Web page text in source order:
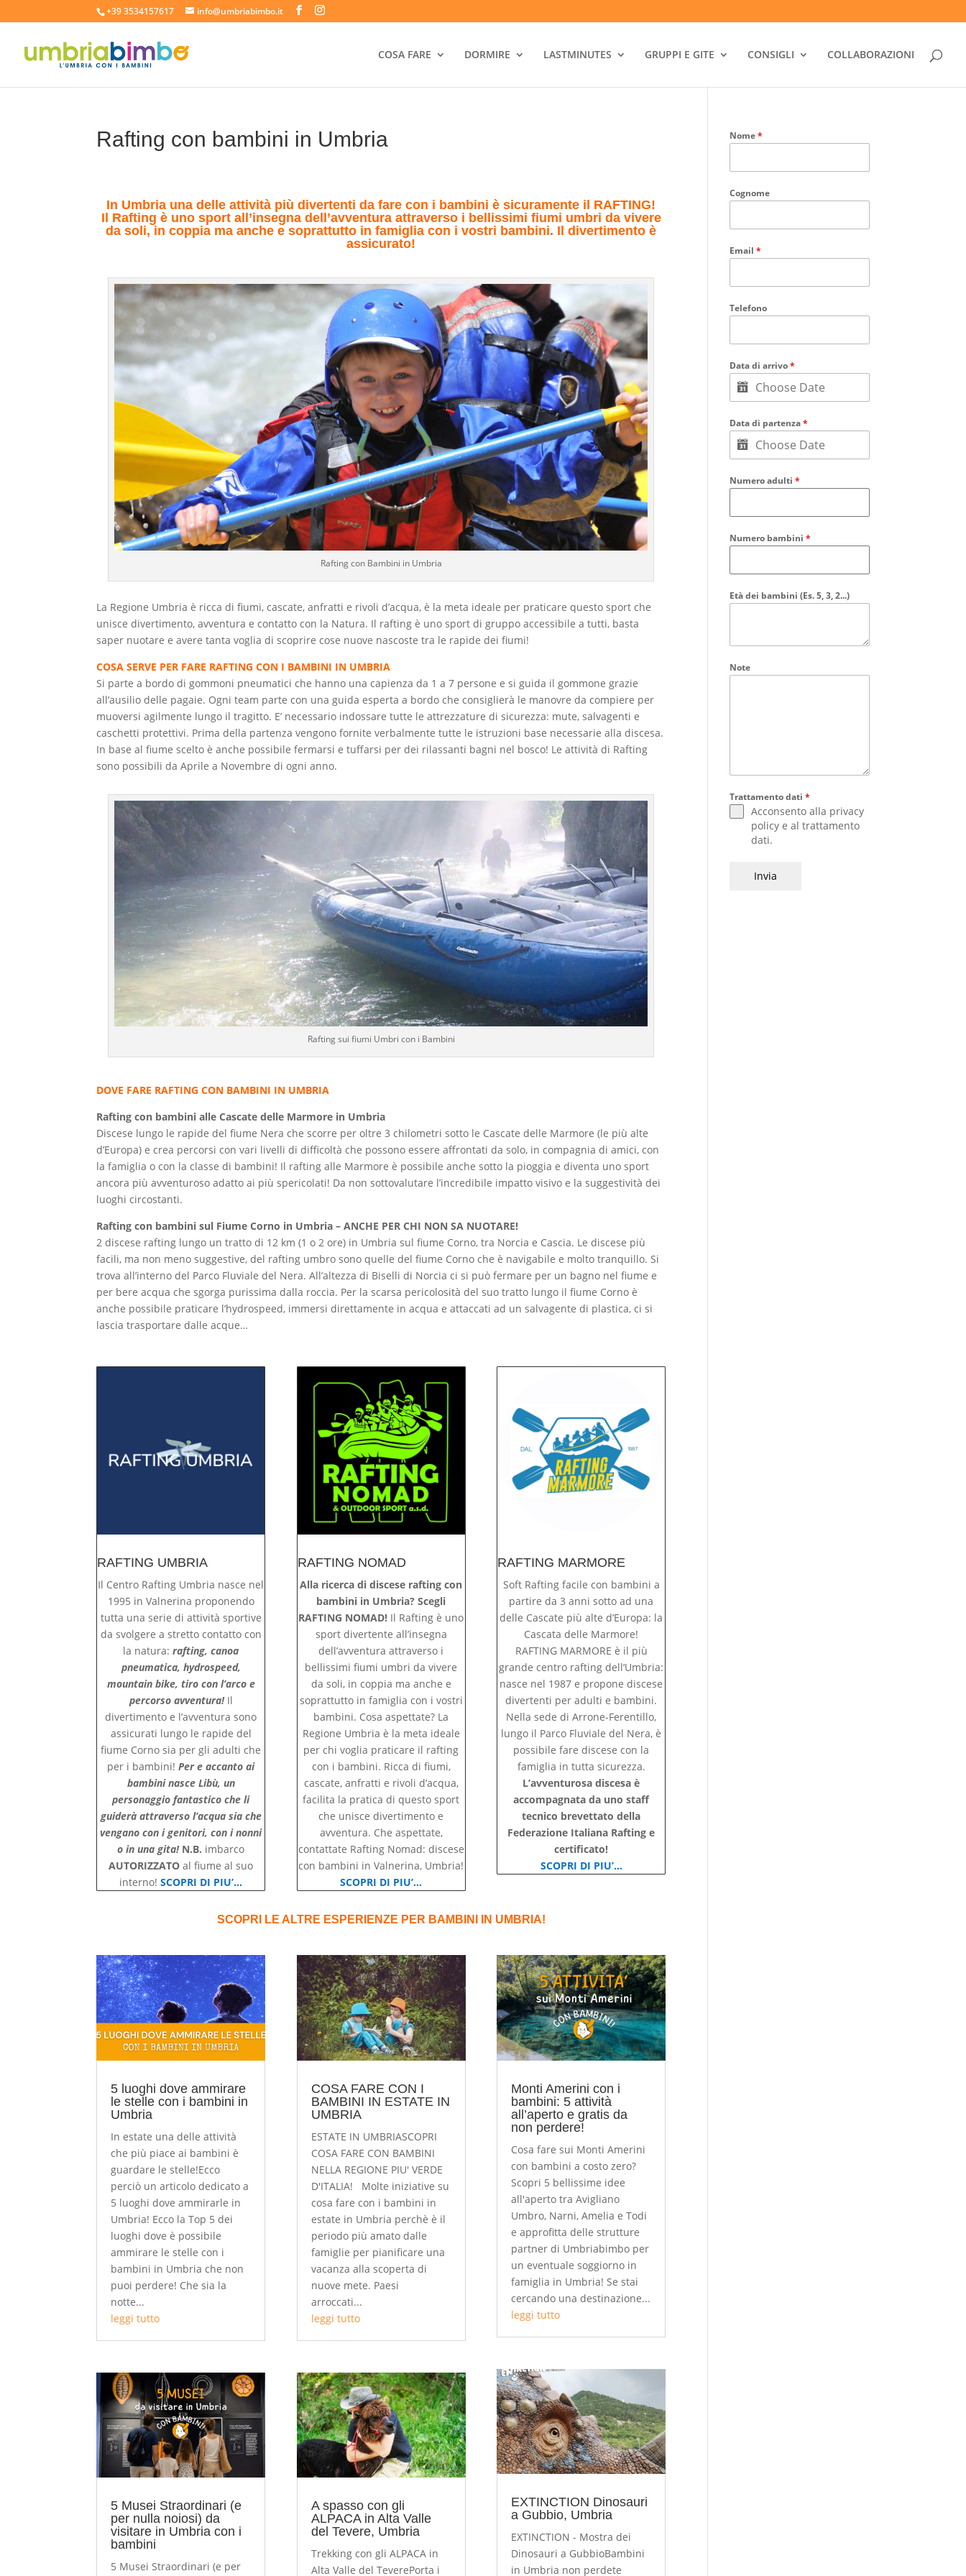
+39 3534157617 info@umbriabimbo.it
COSA FARE DORMIRE LASTMINUTES GRUPPI E GITE CONSIGLI COLLABORAZIONI
Rafting con bambini in Umbria
In Umbria una delle attività più divertenti da fare con i bambini è sicuramente il RAFTING!
Il Rafting è uno sport all’insegna dell’avventura attraverso i bellissimi fiumi umbri da vivere
da soli, in coppia ma anche e soprattutto in famiglia con i vostri bambini. Il divertimento è
assicurato!
Rafting con Bambini in Umbria
La Regione Umbria è ricca di fiumi, cascate, anfratti e rivoli d’acqua, è la meta ideale per praticare questo sport che
unisce divertimento, avventura e contatto con la Natura. Il rafting è uno sport di gruppo accessibile a tutti, basta
saper nuotare e avere tanta voglia di scoprire cose nuove nascoste tra le rapide dei fiumi!
COSA SERVE PER FARE RAFTING CON I BAMBINI IN UMBRIA
Si parte a bordo di gommoni pneumatici che hanno una capienza da 1 a 7 persone e si guida il gommone grazie
all’ausilio delle pagaie. Ogni team parte con una guida esperta a bordo che consiglierà le manovre da compiere per
muoversi agilmente lungo il tragitto. E’ necessario indossare tutte le attrezzature di sicurezza: mute, salvagenti e
caschetti protettivi. Prima della partenza vengono fornite verbalmente tutte le istruzioni base necessarie alla discesa.
In base al fiume scelto è anche possibile fermarsi e tuffarsi per dei rilassanti bagni nel bosco! Le attività di Rafting
sono possibili da Aprile a Novembre di ogni anno.
Rafting sui fiumi Umbri con i Bambini
DOVE FARE RAFTING CON BAMBINI IN UMBRIA
Rafting con bambini alle Cascate delle Marmore in Umbria
Discese lungo le rapide del fiume Nera che scorre per oltre 3 chilometri sotto le Cascate delle Marmore (le più alte
d’Europa) e crea percorsi con vari livelli di difficoltà che possono essere affrontati da solo, in compagnia di amici, con
la famiglia o con la classe di bambini! Il rafting alle Marmore è possibile anche sotto la pioggia e diventa uno sport
ancora più avventuroso adatto ai più spericolati! Da non sottovalutare l’incredibile impatto visivo e la suggestività dei
luoghi circostanti.
Rafting con bambini sul Fiume Corno in Umbria – ANCHE PER CHI NON SA NUOTARE!
2 discese rafting lungo un tratto di 12 km (1 o 2 ore) in Umbria sul fiume Corno, tra Norcia e Cascia. Le discese più
facili, ma non meno suggestive, del rafting umbro sono quelle del fiume Corno che è navigabile e molto tranquillo. Si
trova all’interno del Parco Fluviale del Nera. All’altezza di Biselli di Norcia ci si può fermare per un bagno nel fiume e
per bere acqua che sgorga purissima dalla roccia. Per la scarsa pericolosità del suo tratto lungo il fiume Corno è
anche possibile praticare l’hydrospeed, immersi direttamente in acqua e attaccati ad un salvagente di plastica, ci si
lascia trasportare dalle acque…
RAFTING UMBRIA
Il Centro Rafting Umbria nasce nel
1995 in Valnerina proponendo
tutta una serie di attività sportive
da svolgere a stretto contatto con
la natura:rafting, canoa
pneumatica, hydrospeed,
mountain bike, tiro con l’arco e
percorso avventura! Il
divertimento e l’avventura sono
assicurati lungo le rapide del
fiume Corno sia per gli adulti che
per i bambini!Per e accanto ai
bambini nasce Libù, un
personaggio fantastico che li
guiderà attraverso l’acqua sia che
vengano con i genitori, con i nonni
o in una gita! N.B. imbarco
AUTORIZZATO al fiume al suo
interno!SCOPRI DI PIU’…
RAFTING NOMAD
Alla ricerca di discese rafting con
bambini in Umbria? Scegli
RAFTING NOMAD! Il Rafting è uno
sport divertente all’insegna
dell’avventura attraverso i
bellissimi fiumi umbri da vivere
da soli, in coppia ma anche e
soprattutto in famiglia con i vostri
bambini. Cosa aspettate? La
Regione Umbria è la meta ideale
per chi voglia praticare il rafting
con i bambini. Ricca di fiumi,
cascate, anfratti e rivoli d’acqua,
facilita la pratica di questo sport
che unisce divertimento e
avventura. Che aspettate,
contattate Rafting Nomad: discese
con bambini in Valnerina, Umbria!
SCOPRI DI PIU’…
RAFTING MARMORE
Soft Rafting facile con bambini a
partire da 3 anni sotto ad una
delle Cascate più alte d’Europa: la
Cascata delle Marmore!
RAFTING MARMORE è il più
grande centro rafting dell’Umbria:
nasce nel 1987 e propone discese
divertenti per adulti e bambini.
Nella sede di Arrone-Ferentillo,
lungo il Parco Fluviale del Nera, è
possibile fare discese con la
famiglia in tutta sicurezza.
L’avventurosa discesa è
accompagnata da uno staff
tecnico brevettato della
Federazione Italiana Rafting e
certificato!
SCOPRI DI PIU’…
SCOPRI LE ALTRE ESPERIENZE PER BAMBINI IN UMBRIA!
5 luoghi dove ammirare
le stelle con i bambini in
Umbria
In estate una delle attività
che più piace ai bambini è
guardare le stelle!Ecco
perciò un articolo dedicato a
5 luoghi dove ammirarle in
Umbria! Ecco la Top 5 dei
luoghi dove è possibile
ammirare le stelle con i
bambini in Umbria che non
puoi perdere! Che sia la
notte...
leggi tutto
5 Musei Straordinari (e
per nulla noiosi) da
visitare in Umbria con i
bambini
5 Musei Straordinari (e per
COSA FARE CON I
BAMBINI IN ESTATE IN
UMBRIA
ESTATE IN UMBRIASCOPRI
COSA FARE CON BAMBINI
NELLA REGIONE PIU' VERDE
D'ITALIA! Molte iniziative su
cosa fare con i bambini in
estate in Umbria perchè è il
periodo più amato dalle
famiglie per pianificare una
vacanza alla scoperta di
nuove mete. Paesi
arroccati...
leggi tutto
A spasso con gli
ALPACA in Alta Valle
del Tevere, Umbria
Trekking con gli ALPACA in
Alta Valle del TeverePorta i
Monti Amerini con i
bambini: 5 attività
all’aperto e gratis da
non perdere!
Cosa fare sui Monti Amerini
con bambini a costo zero?
Scopri 5 bellissime idee
all'aperto tra Avigliano
Umbro, Narni, Amelia e Todi
e approfitta delle strutture
partner di Umbriabimbo per
un eventuale soggiorno in
famiglia in Umbria! Se stai
cercando una destinazione...
leggi tutto
EXTINCTION Dinosauri
a Gubbio, Umbria
EXTINCTION - Mostra dei
Dinosauri a GubbioBambini
in Umbria non perdete
Nome*
Cognome
Email*
Telefono
Data di arrivo*
Data di partenza*
Numero adulti*
Numero bambini*
Età dei bambini (Es. 5, 3, 2...)
Note
Trattamento dati*
Acconsento alla privacy
policy e altrattamento
dati.
Invia